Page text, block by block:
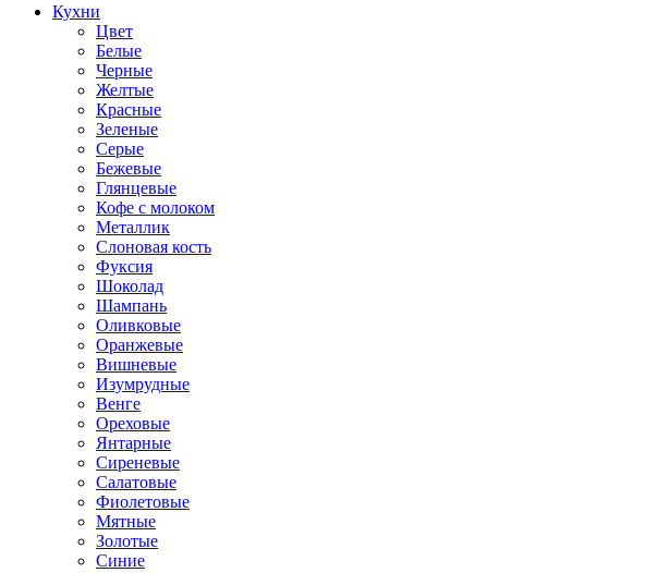
Кухни
Цвет
Белые
Черные
Желтые
Красные
Зеленые
Серые
Бежевые
Глянцевые
Кофе с молоком
Металлик
Слоновая кость
Фуксия
Шоколад
Шампань
Оливковые
Оранжевые
Вишневые
Изумрудные
Венге
Ореховые
Янтарные
Сиреневые
Салатовые
Фиолетовые
Мятные
Золотые
Синие